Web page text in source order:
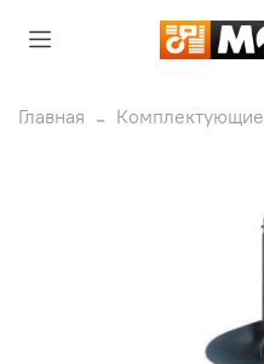
Главная Комплектующие